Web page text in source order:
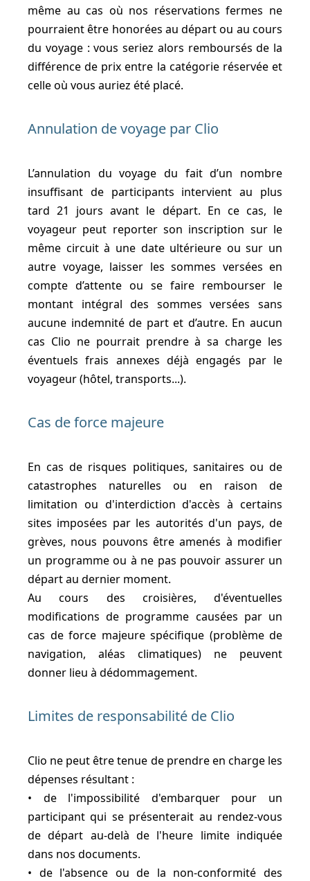
même au cas où nos réservations fermes ne
pourraient être honorées au départ ou au cours
du voyage : vous seriez alors remboursés de la
différence de prix entre la catégorie réservée et
celle où vous auriez été placé.
Annulation de voyage par Clio
L’annulation du voyage du fait d’un nombre
insuffisant de participants intervient au plus
tard 21 jours avant le départ. En ce cas, le
voyageur peut reporter son inscription sur le
même circuit à une date ultérieure ou sur un
autre voyage, laisser les sommes versées en
compte d’attente ou se faire rembourser le
montant intégral des sommes versées sans
aucune indemnité de part et d’autre. En aucun
cas Clio ne pourrait prendre à sa charge les
éventuels frais annexes déjà engagés par le
voyageur (hôtel, transports...).
Cas de force majeure
En cas de risques politiques, sanitaires ou de
catastrophes naturelles ou en raison de
limitation ou d'interdiction d'accès à certains
sites imposées par les autorités d'un pays, de
grèves, nous pouvons être amenés à modifier
un programme ou à ne pas pouvoir assurer un
départ au dernier moment.
Au cours des croisières, d'éventuelles
modifications de programme causées par un
cas de force majeure spécifique (problème de
navigation, aléas climatiques) ne peuvent
donner lieu à dédommagement.
Limites de responsabilité de Clio
Clio ne peut être tenue de prendre en charge les
dépenses résultant :
• de l'impossibilité d'embarquer pour un
participant qui se présenterait au rendez-vous
de départ au-delà de l'heure limite indiquée
dans nos documents.
• de l'absence ou de la non-conformité des